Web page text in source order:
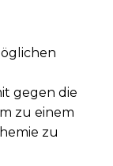
gegen die
zu einem
zu